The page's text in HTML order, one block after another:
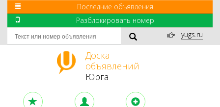
Последние объявления
Разблокировать номер
yugs.ru
Доска
объявлений
Юрга